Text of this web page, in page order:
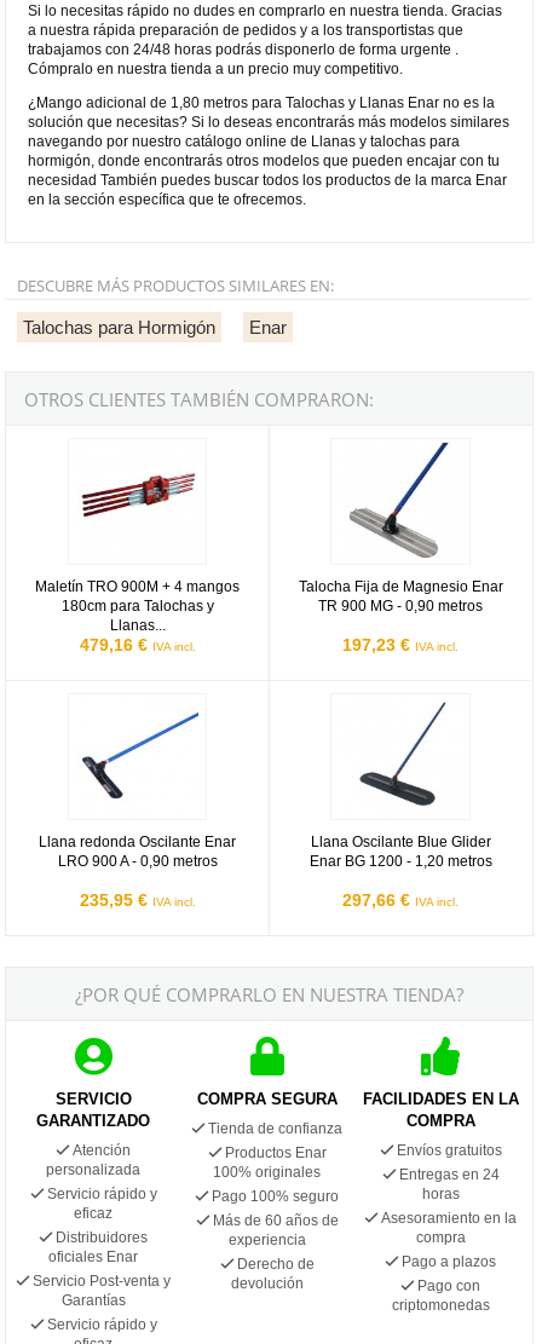
Si lo necesitas rápido no dudes en comprarlo en nuestra tienda. Gracias
a nuestra rápida preparación de pedidos y a los transportistas que
trabajamos con 24/48 horas podrás disponerlo de forma urgente .
Cómpralo en nuestra tienda a un precio muy competitivo.
¿Mango adicional de 1,80 metros para Talochas y Llanas Enar no es la
solución que necesitas? Si lo deseas encontrarás más modelos similares
navegando por nuestro catálogo online de Llanas y talochas para
hormigón, donde encontrarás otros modelos que pueden encajar con tu
necesidad También puedes buscar todos los productos de la marca Enar
en la sección específica que te ofrecemos.
DESCUBRE MÁS PRODUCTOS SIMILARES EN:
Talochas para Hormigón Enar
OTROS CLIENTES TAMBIÉN COMPRARON:
Maletín TRO 900M + 4 mangos
180cm para Talochas y
Llanas...
479,16 € IVA incl.
Maletín TRO 900M + 4 mangos 180cm para Talochas y Llanas
Talocha Fija de Magnesio Enar
TR 900 MG - 0,90 metros
197,23 € IVA incl.
Talocha Fija de Magnesio Enar
Llana redonda Oscilante Enar
LRO 900 A - 0,90 metros
235,95 € IVA incl.
Llana Oscilante Blue Glider
Enar BG 1200 - 1,20 metros
297,66 € IVA incl.
¿POR QUÉ COMPRARLO EN NUESTRA TIENDA?
SERVICIO
GARANTIZADO
Atención
personalizada
Servicio rápido y
eficaz
Distribuidores
oficiales Enar
Servicio Post-venta y
Garantías
Servicio rápido y
COMPRA SEGURA
Tienda de confianza
Productos Enar
100% originales
Pago 100% seguro
Más de 60 años de
experiencia
Derecho de
devolución
FACILIDADES EN LA
COMPRA
Envíos gratuitos
Entregas en 24
horas
Asesoramiento en la
compra
Pago a plazos
Pago con
criptomonedas